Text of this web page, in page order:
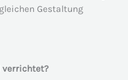
Gestaltung
verrichtet?